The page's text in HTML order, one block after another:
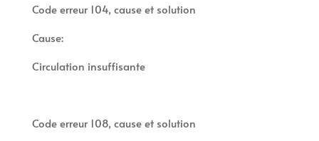
Code erreur 104, cause et solution
Cause:
Circulation insuffisante
Code erreur 108, cause et solution